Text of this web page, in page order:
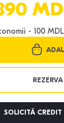
- 100 MDL
SOLICITĂ CREDIT